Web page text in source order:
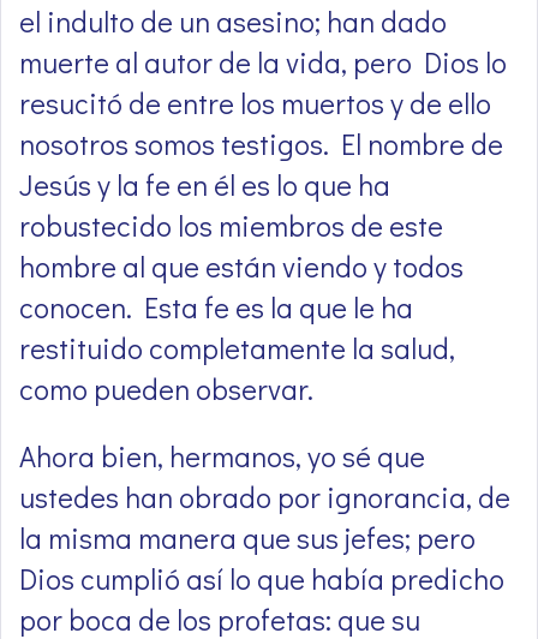
el indulto de un asesino; han dado
muerte al autor de la vida, pero Dios lo
resucitó de entre los muertos y de ello
nosotros somos testigos. El nombre de
Jesús y la fe en él es lo que ha
robustecido los miembros de este
hombre al que están viendo y todos
conocen. Esta fe es la que le ha
restituido completamente la salud,
como pueden observar.
Ahora bien, hermanos, yo sé que
ustedes han obrado por ignorancia, de
la misma manera que sus jefes; pero
Dios cumplió así lo que había predicho
por boca de los profetas: que su